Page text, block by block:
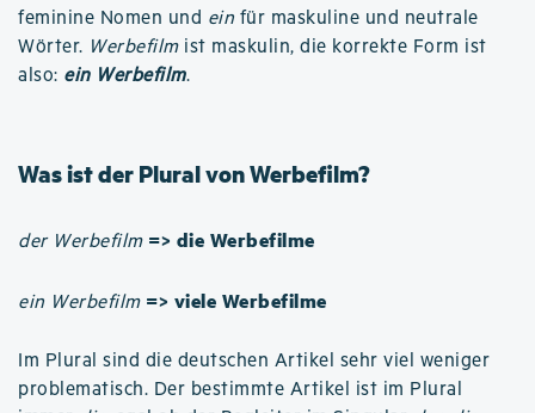
feminine Nomen und ein für maskuline und neutrale
Wörter. Werbefilmist maskulin, die korrekte Form ist
also: ein Werbefilm.
Was ist der Plural von Werbefilm?
der Werbefilm => die Werbefilme
ein Werbefilm => viele Werbefilme
Im Plural sind die deutschen Artikel sehr viel weniger
problematisch. Der bestimmte Artikel ist im Plural